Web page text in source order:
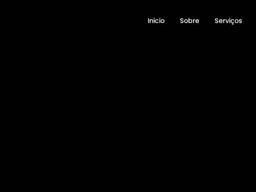
Início Sobre Serviços